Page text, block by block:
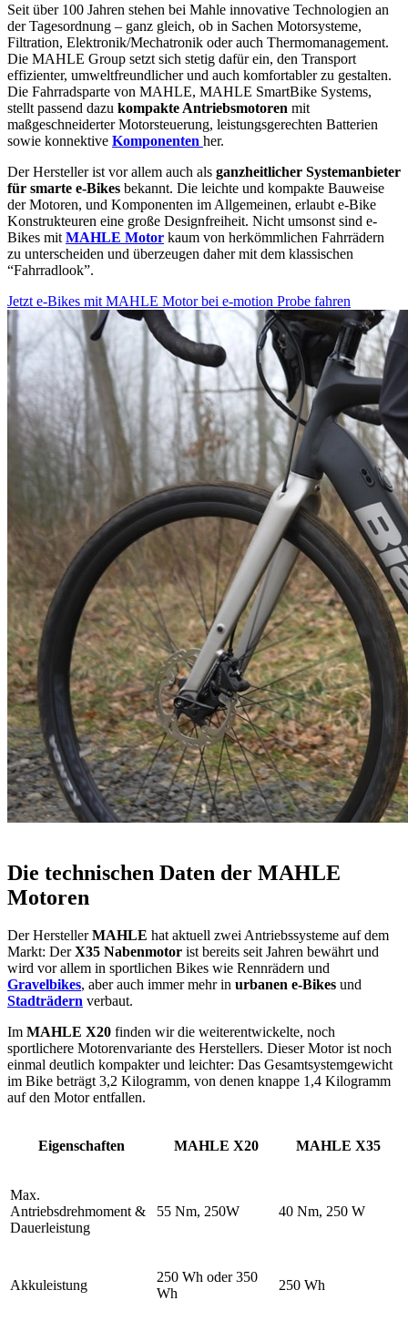
Seit über 100 Jahren stehen bei Mahle innovative Technologien an
der Tagesordnung – ganz gleich, ob in Sachen Motorsysteme,
Filtration, Elektronik/Mechatronik oder auch Thermomanagement.
Die MAHLE Group setzt sich stetig dafür ein, den Transport
effizienter, umweltfreundlicher und auch komfortabler zu gestalten.
Die Fahrradsparte von MAHLE, MAHLE SmartBike Systems,
stellt passend dazu kompakte Antriebsmotoren mit
maßgeschneiderter Motorsteuerung, leistungsgerechten Batterien
sowie konnektive Komponenten her.
Der Hersteller ist vor allem auch als ganzheitlicher Systemanbieter
für smarte e-Bikes bekannt. Die leichte und kompakte Bauweise
der Motoren, und Komponenten im Allgemeinen, erlaubt e-Bike
Konstrukteuren eine große Designfreiheit. Nicht umsonst sind e-
Bikes mit MAHLE Motor kaum von herkömmlichen Fahrrädern
zu unterscheiden und überzeugen daher mit dem klassischen
“Fahrradlook”.
Jetzt e-Bikes mit MAHLE Motor bei e-motion Probe fahren
Die technischen Daten der MAHLE
Motoren
Der HerstellerMAHLE hat aktuell zwei Antriebssysteme auf dem
Markt: DerX35 Nabenmotor ist bereits seit Jahren bewährt und
wird vor allem in sportlichen Bikes wie Rennrädern und
Gravelbikes, aber auch immer mehr in urbanen e-Bikes und
Stadträdern verbaut.
Im MAHLE X20 finden wir die weiterentwickelte, noch
sportlichere Motorenvariante des Herstellers. Dieser Motor ist noch
einmal deutlich kompakter und leichter: Das Gesamtsystemgewicht
im Bike beträgt 3,2 Kilogramm, von denen knappe 1,4 Kilogramm
auf den Motor entfallen.
Eigenschaften MAHLE X20 MAHLE X35
Max.
Antriebsdrehmoment &
Dauerleistung
55 Nm, 250W 40 Nm, 250 W
Akkuleistung
250 Wh oder 350
Wh
250 Wh